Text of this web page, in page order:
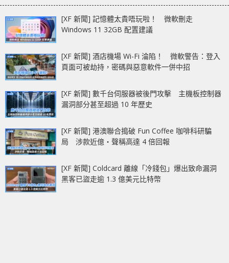
[XF 新聞] 記憶體太貴唔玩啦！ 微軟刪走
Windows 11 32GB 配置建議
[XF 新聞] 酒店機場 Wi-Fi 淪陷！ 微軟警告：登入
頁面可被劫持，密碼與惡意軟件一併中招
[XF 新聞] 數千台伺服器被後門攻擊 主機板控制器
漏洞部分甚至超過 10 年歷史
[XF 新聞] 港澳聯合搗破 Fun Coffee 咖啡科研騙
局 涉款近億‧聲稱高達 4 倍回報
[XF 新聞] Coldcard 離線「冷錢包」爆出致命漏洞
黑客已盜走逾 1.3 億美元比特幣